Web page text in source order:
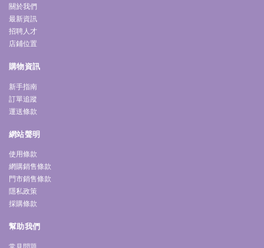
關於我們
最新資訊
招聘人才
店鋪位置
購物資訊
新手指南
訂單追蹤
運送條款
網站聲明
使用條款
網購銷售條款
門市銷售條款
隱私政策
採購條款
幫助我們